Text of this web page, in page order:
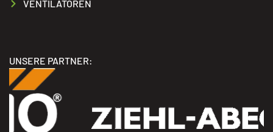
VENTILATOREN
UNSERE PARTNER: